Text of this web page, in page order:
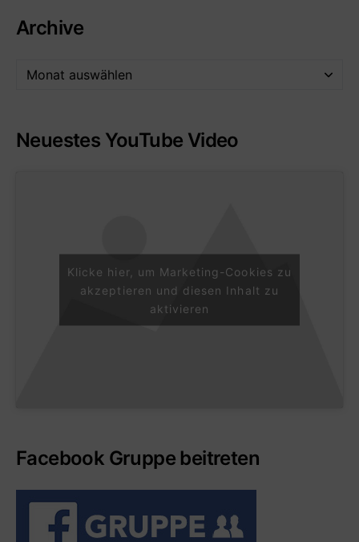
Archive
Neuestes YouTube Video
Klicke hier, um Marketing-Cookies zu
akzeptieren und diesen Inhalt zu
aktivieren
Facebook Gruppe beitreten